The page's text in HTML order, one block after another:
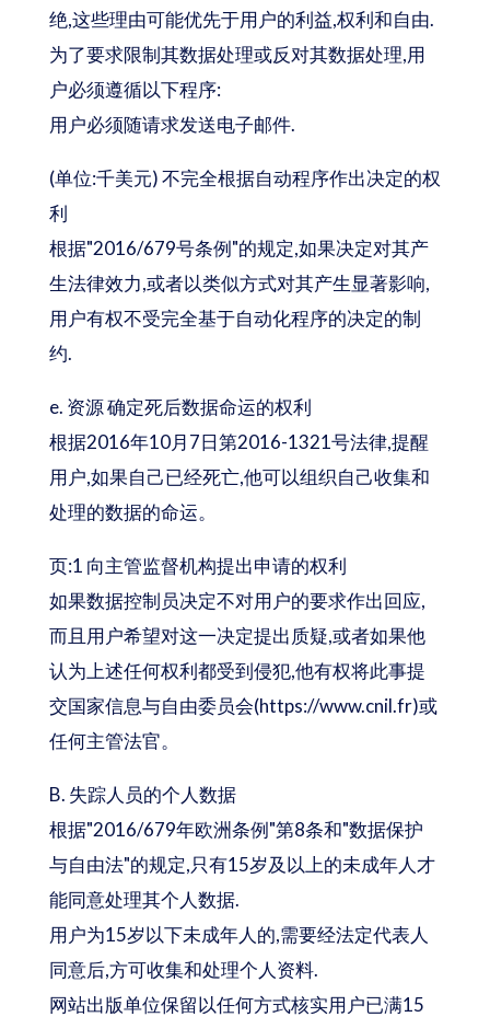
绝,这些理由可能优先于用户的利益,权利和自由.
为了要求限制其数据处理或反对其数据处理,用
户必须遵循以下程序:
用户必须随请求发送电子邮件.
(单位:千美元) 不完全根据自动程序作出决定的权
利
根据"2016/679号条例"的规定,如果决定对其产
生法律效力,或者以类似方式对其产生显著影响,
用户有权不受完全基于自动化程序的决定的制
约.
e. 资源 确定死后数据命运的权利
根据2016年10月7日第2016-1321号法律,提醒
用户,如果自己已经死亡,他可以组织自己收集和
处理的数据的命运。
页:1 向主管监督机构提出申请的权利
如果数据控制员决定不对用户的要求作出回应,
而且用户希望对这一决定提出质疑,或者如果他
认为上述任何权利都受到侵犯,他有权将此事提
交国家信息与自由委员会(https://www.cnil.fr)或
任何主管法官。
B. 失踪人员的个人数据
根据"2016/679年欧洲条例"第8条和"数据保护
与自由法"的规定,只有15岁及以上的未成年人才
能同意处理其个人数据.
用户为15岁以下未成年人的,需要经法定代表人
同意后,方可收集和处理个人资料.
网站出版单位保留以任何方式核实用户已满15